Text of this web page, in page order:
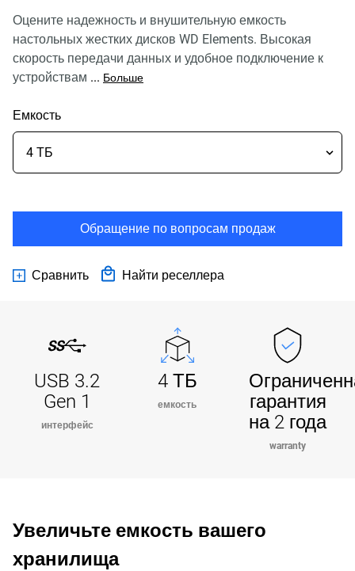
Оцените надежность и внушительную емкость
настольных жестких дисков WD Elements. Высокая
скорость передачи данных и удобное подключение к
устройствам ... Больше
Емкость
Обращение по вопросам продаж
Сравнить Найти реселлера
USB 3.2
Gen 1
интерфейс
4 ТБ
емкость
гарантия
на 2 года
warranty
Увеличьте емкость вашего
хранилища